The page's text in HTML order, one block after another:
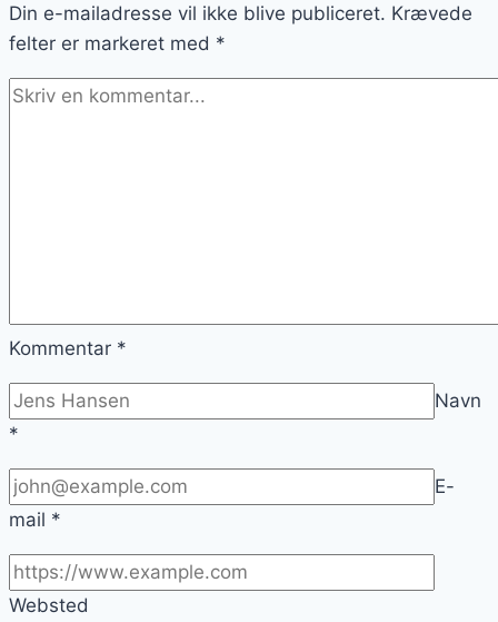
Din e-mailadresse vil ikke blive publiceret. Krævede
felter er markeret med *
Kommentar *
Navn
*
E-
mail *
Websted